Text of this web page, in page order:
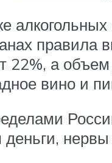
правила
22%, а
вино и